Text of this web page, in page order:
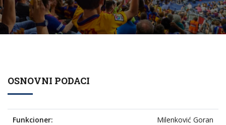
OSNOVNI PODACI
Funkcioner: Milenković Goran